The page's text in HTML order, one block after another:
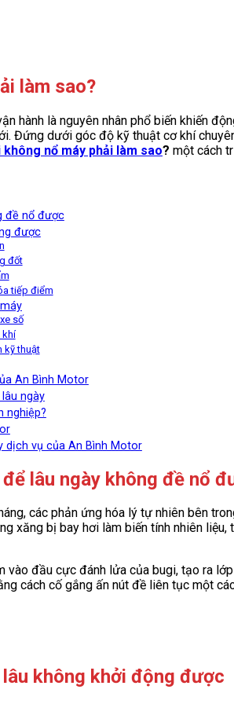
làm sao?
hành là nguyên nhân phổ biến khiến
Đứng dưới góc độ kỹ thuật cơ khí
nổ máy phải làm sao? một cách
đề nổ được
được
đốt
tiếp điểm
số
khí
kỹ thuật
An Bình Motor
ngày
nghiệp?
dịch vụ của An Bình Motor
lâu ngày không đề nổ
các phản ứng hóa lý tự nhiên bên
xăng bị bay hơi làm biến tính nhiên
đầu cực đánh lửa của bugi, tạo ra
cách cố gắng ấn nút đề liên tục một
không khởi động được